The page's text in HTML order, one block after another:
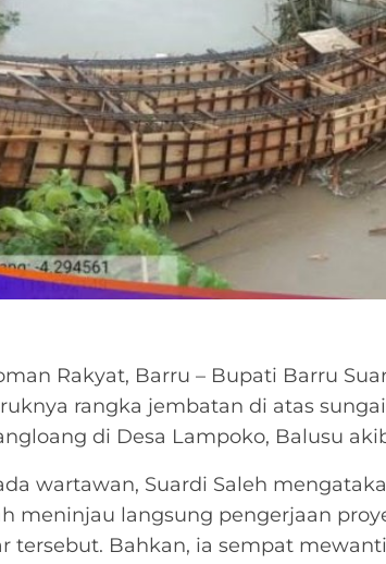
Rakyat, Barru – Bupati Barru
rangka jembatan di atas
di Desa Lampoko, Balusu
wartawan, Suardi Saleh
meninjau langsung pengerjaan
tersebut. Bahkan, ia sempat